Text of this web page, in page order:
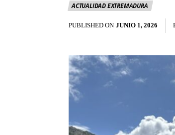
ACTUALIDAD EXTREMADURA
PUBLISHED ON JUNIO 1, 2026